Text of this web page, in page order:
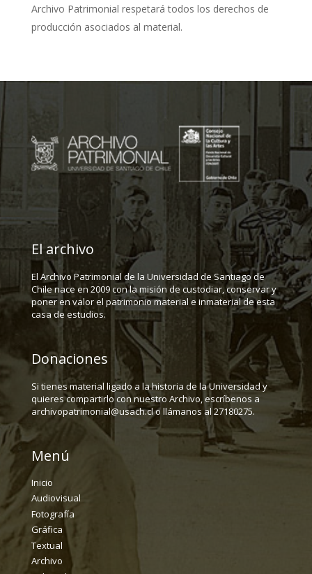
Archivo Patrimonial respetará todos los derechos de
producción asociados al material.
El archivo
El Archivo Patrimonial de la Universidad de Santiago de
Chile nace en 2009 con la misión de custodiar, conservar y
poner en valor el patrimonio material e inmaterial de esta
casa de estudios.
Donaciones
Si tienes material ligado a la historia de la Universidad y
quieres compartirlo con nuestro Archivo, escríbenos a
archivopatrimonial@usach.cl o llámanos al 27180275.
Menú
Inicio
Audiovisual
Fotografía
Gráfica
Textual
Archivo